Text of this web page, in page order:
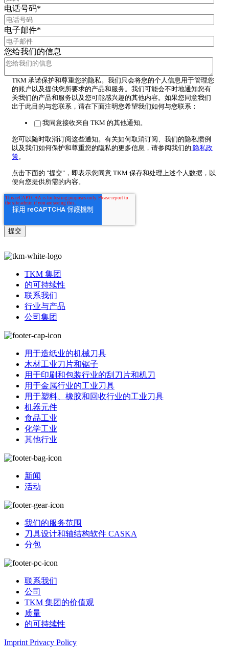
电话号码*
电子邮件*
您给我们的信息
TKM 承诺保护和尊重您的隐私。我们只会将您的个人信息用于管理您
的账户以及提供您所要求的产品和服务。我们可能会不时地通知您有
关我们的产品和服务以及您可能感兴趣的其他内容。如果您同意我们
出于此目的与您联系，请在下面注明您希望我们如何与您联系：
我同意接收来自 TKM 的其他通知。
您可以随时取消订阅这些通知。有关如何取消订阅、我们的隐私惯例
以及我们如何保护和尊重您的隐私的更多信息，请参阅我们的 隐私政
策。
点击下面的 "提交"，即表示您同意 TKM 保存和处理上述个人数据，以
便向您提供所需的内容。
TKM 集团
的可持续性
联系我们
行业与产品
公司集团
用于造纸业的机械刀具
木材工业刀片和锯子
用于印刷和包装行业的刮刀片和机刀
用于金属行业的工业刀具
用于塑料、橡胶和回收行业的工业刀具
机器元件
食品工业
化学工业
其他行业
新闻
活动
我们的服务范围
刀具设计和轴结构软件 CASKA
分包
联系我们
公司
TKM 集团的价值观
质量
的可持续性
ImprintPrivacy Policy